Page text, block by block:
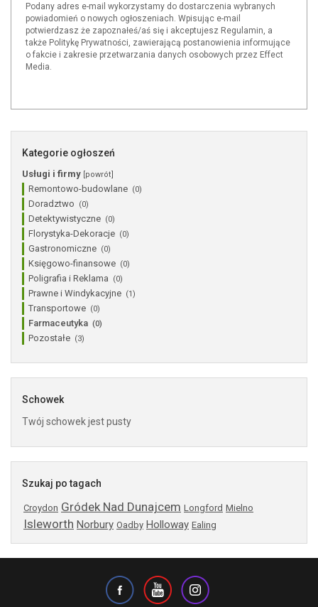
Podany adres e-mail wykorzystamy do dostarczenia wybranych
powiadomień o nowych ogłoszeniach. Wpisując e-mail
potwierdzasz że zapoznałeś/aś się i akceptujesz Regulamin, a
także Politykę Prywatności, zawierającą postanowienia informujące
o fakcie i zakresie przetwarzania danych osobowych przez Effect
Media.
Kategorie ogłoszeń
Usługi i firmy [powrót]
Remontowo-budowlane (0)
Doradztwo (0)
Detektywistyczne (0)
Florystyka-Dekoracje (0)
Gastronomiczne (0)
Księgowo-finansowe (0)
Poligrafia i Reklama (0)
Prawne i Windykacyjne (1)
Transportowe (0)
Farmaceutyka (0)
Pozostałe (3)
Schowek
Twój schowek jest pusty
Szukaj po tagach
Croydon Gródek Nad Dunajcem Longford Mielno
Isleworth Norbury Oadby Holloway Ealing